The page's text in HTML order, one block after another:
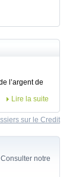
l’argent de
Lire la suite
sur le Credit
notre